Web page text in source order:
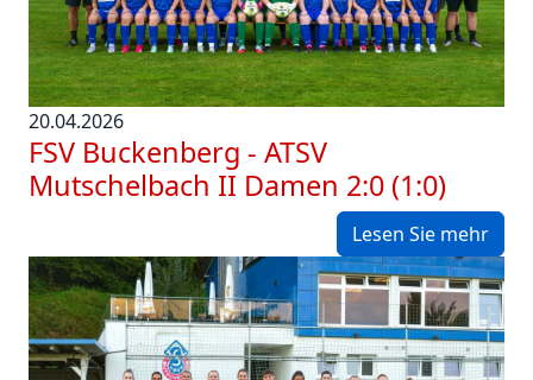
20.04.2026
FSV Buckenberg - ATSV
Mutschelbach II Damen 2:0 (1:0)
Lesen Sie mehr